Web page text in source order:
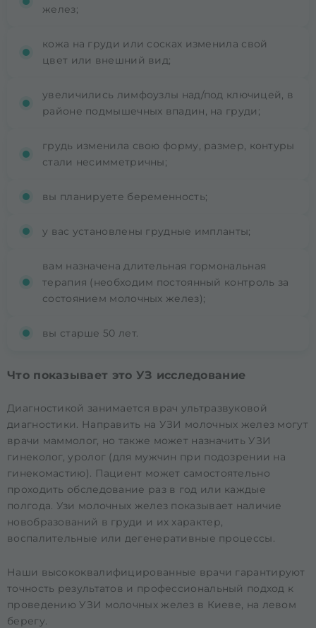
желез;
кожа на груди или сосках изменила свой
цвет или внешний вид;
увеличились лимфоузлы над/под ключицей, в
районе подмышечных впадин, на груди;
грудь изменила свою форму, размер, контуры
стали несимметричны;
вы планируете беременность;
у вас установлены грудные импланты;
вам назначена длительная гормональная
терапия (необходим постоянный контроль за
состоянием молочных желез);
вы старше 50 лет.
Что показывает это УЗ исследование
Диагностикой занимается врач ультразвуковой
диагностики. Направить на УЗИ молочных желез могут
врачи маммолог, но также может назначить УЗИ
гинеколог, уролог (для мужчин при подозрении на
гинекомастию). Пациент может самостоятельно
проходить обследование раз в год или каждые
полгода. Узи молочных желез показывает наличие
новобразований в груди и их характер,
воспалительные или дегенеративные процессы.
Наши высококвалифицированные врачи гарантируют
точность результатов и профессиональный подход к
проведению УЗИ молочных желез в Киеве, на левом
берегу.